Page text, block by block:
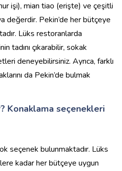
işi), mian tiao (erişte) ve çeşitli
değerdir. Pekin’de her bütçeye
Lüks restoranlarda
tadını çıkarabilir, sokak
deneyebilirsiniz. Ayrıca, farklı
da Pekin’de bulmak
Konaklama seçenekleri
seçenek bulunmaktadır. Lüks
kadar her bütçeye uygun